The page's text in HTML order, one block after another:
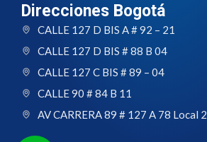
Direcciones Bogotá
CALLE 127 D BIS A # 92 – 21
CALLE 127 D BIS # 88 B 04
CALLE 127 C BIS # 89 – 04
CALLE 90 # 84 B 11
AV CARRERA 89 # 127 A 78 Local 2